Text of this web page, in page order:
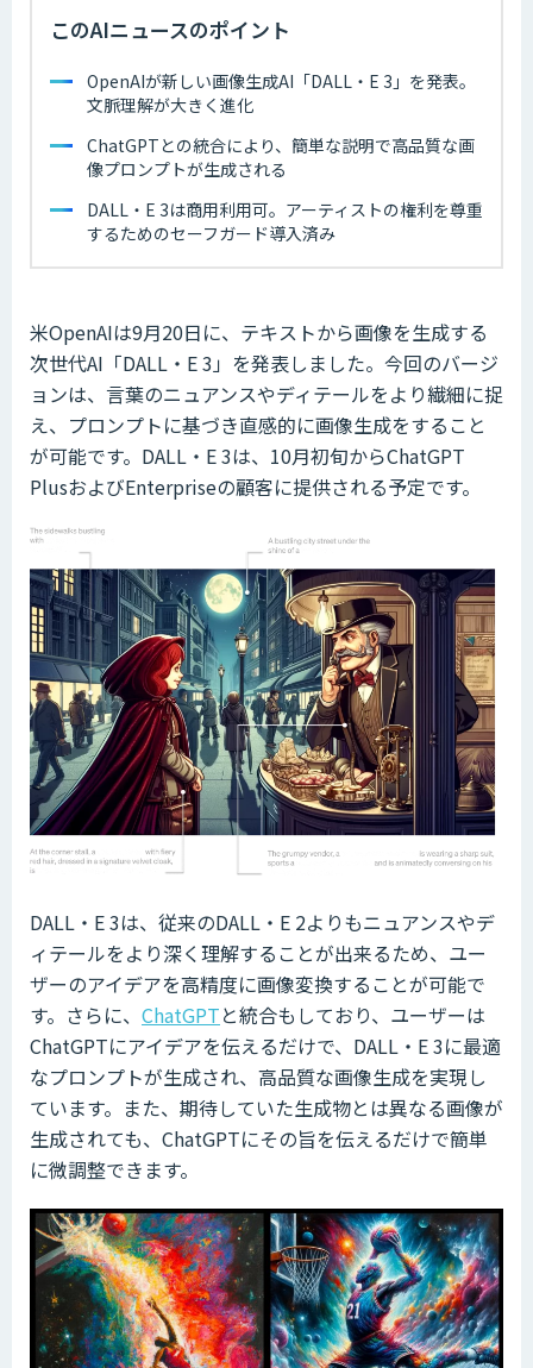
このAIニュースのポイント
OpenAIが新しい画像生成AI「DALL・E 3」を発表。
文脈理解が大きく進化
ChatGPTとの統合により、簡単な説明で高品質な画
像プロンプトが生成される
DALL・E 3は商用利用可。アーティストの権利を尊重
するためのセーフガード導入済み
米OpenAIは9月20日に、テキストから画像を生成する
次世代AI「DALL・E 3」を発表しました。今回のバージ
ョンは、言葉のニュアンスやディテールをより繊細に捉
え、プロンプトに基づき直感的に画像生成をすること
が可能です。DALL・E 3は、10月初旬からChatGPT
PlusおよびEnterpriseの顧客に提供される予定です。
DALL・E 3は、従来のDALL・E 2よりもニュアンスやデ
ィテールをより深く理解することが出来るため、ユー
ザーのアイデアを高精度に画像変換することが可能で
す。さらに、 ChatGPTと統合もしており、ユーザーは
ChatGPTにアイデアを伝えるだけで、DALL・E 3に最適
なプロンプトが生成され、高品質な画像生成を実現し
ています。また、期待していた生成物とは異なる画像が
生成されても、ChatGPTにその旨を伝えるだけで簡単
に微調整できます。